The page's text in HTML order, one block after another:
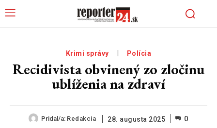
Krimi správy Polícia
Recidivista obvinený zo zločinu
ublíženia na zdraví
Pridal/a: Redakcia 28. augusta 2025 0